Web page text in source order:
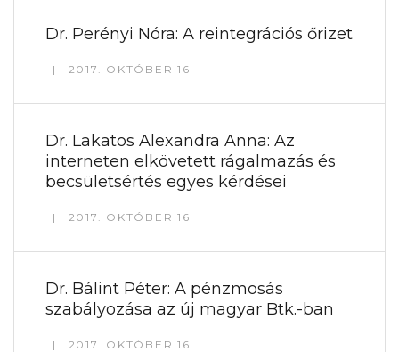
Dr. Perényi Nóra: A reintegrációs őrizet
2017. OKTÓBER 16
Dr. Lakatos Alexandra Anna: Az
interneten elkövetett rágalmazás és
becsületsértés egyes kérdései
2017. OKTÓBER 16
Dr. Bálint Péter: A pénzmosás
szabályozása az új magyar Btk.-ban
2017. OKTÓBER 16